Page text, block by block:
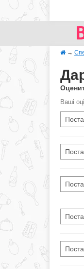
→
Ваші